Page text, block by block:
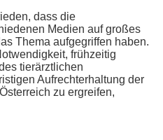
dass die
Medien auf großes
Thema aufgegriffen haben.
frühzeitig
tierärztlichen
Aufrechterhaltung der
zu ergreifen,